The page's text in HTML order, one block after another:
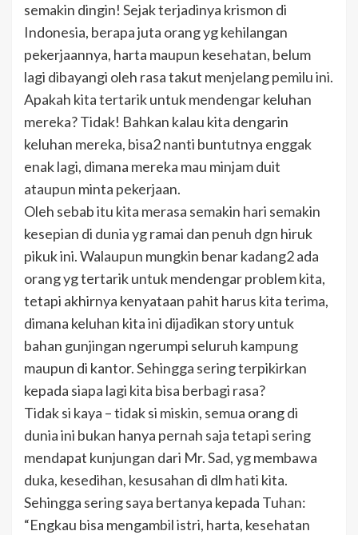
semakin dingin! Sejak terjadinya krismon di
Indonesia, berapa juta orang yg kehilangan
pekerjaannya, harta maupun kesehatan, belum
lagi dibayangi oleh rasa takut menjelang pemilu ini.
Apakah kita tertarik untuk mendengar keluhan
mereka? Tidak! Bahkan kalau kita dengarin
keluhan mereka, bisa2 nanti buntutnya enggak
enak lagi, dimana mereka mau minjam duit
ataupun minta pekerjaan.
Oleh sebab itu kita merasa semakin hari semakin
kesepian di dunia yg ramai dan penuh dgn hiruk
pikuk ini. Walaupun mungkin benar kadang2 ada
orang yg tertarik untuk mendengar problem kita,
tetapi akhirnya kenyataan pahit harus kita terima,
dimana keluhan kita ini dijadikan story untuk
bahan gunjingan ngerumpi seluruh kampung
maupun di kantor. Sehingga sering terpikirkan
kepada siapa lagi kita bisa berbagi rasa?
Tidak si kaya – tidak si miskin, semua orang di
dunia ini bukan hanya pernah saja tetapi sering
mendapat kunjungan dari Mr. Sad, yg membawa
duka, kesedihan, kesusahan di dlm hati kita.
Sehingga sering saya bertanya kepada Tuhan:
“Engkau bisa mengambil istri, harta, kesehatan